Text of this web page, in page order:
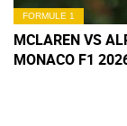
FORMULE 1
MCLAREN VS
MONACO F1